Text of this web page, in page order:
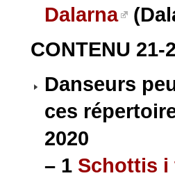
Dalarna
CONTENU 21-
Danseurs
ces
2020
– 1 Schottis i